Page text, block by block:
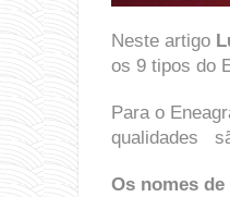
Neste artigo
os 9 tipos do
Para o
qualidades
Os nomes de